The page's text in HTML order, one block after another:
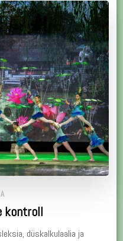
kontroll
düskalkulaalia ja